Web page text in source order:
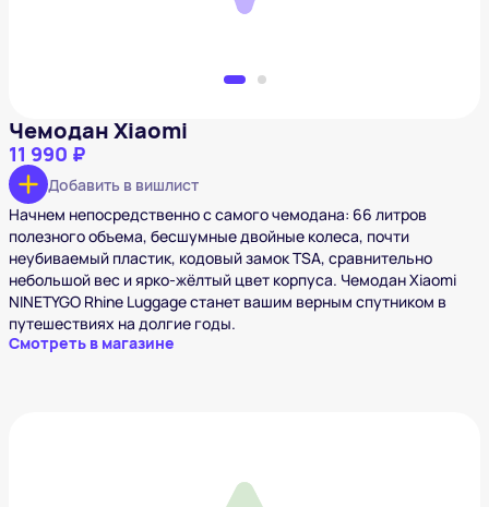
Чемодан Xiaomi
11 990 ₽
Добавить в вишлист
Начнем непосредственно с самого чемодана: 66 литров
полезного объема, бесшумные двойные колеса, почти
неубиваемый пластик, кодовый замок TSA, сравнительно
небольшой вес и ярко-жёлтый цвет корпуса. Чемодан Xiaomi
NINETYGO Rhine Luggage станет вашим верным спутником в
путешествиях на долгие годы.
Смотреть в магазине